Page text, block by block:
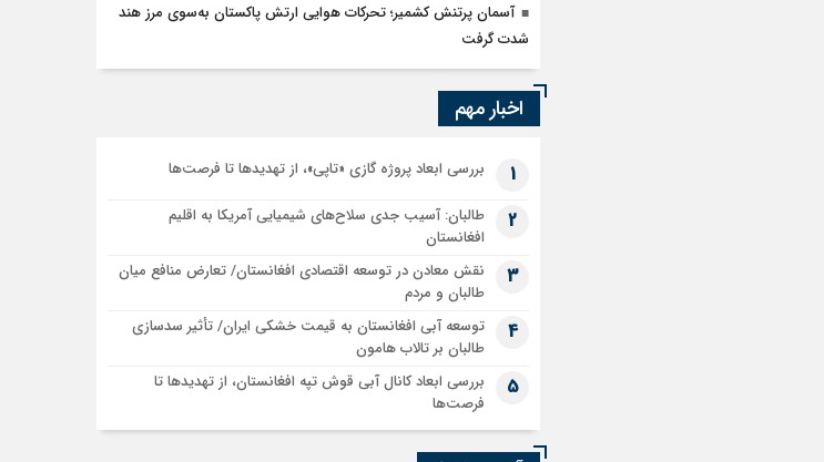
آسمان پرتنش کشمیر؛ تحرکات هوایی ارتش پاکستان به‌سوی مرز هند
شدت گرفت
اخبار مهم
1 بررسی ابعاد پروژه گازی «تاپی»، از تهدیدها تا فرصت‌ها
2
طالبان: آسیب جدی سلاح‌های شیمیایی آمریکا به اقلیم
افغانستان
3
نقش معادن در توسعه اقتصادی افغانستان/ تعارض منافع میان
طالبان و مردم
4
توسعه آبی افغانستان به قیمت خشکی ایران/ تأثیر سدسازی
طالبان بر تالاب هامون
5
بررسی ابعاد کانال آبی قوش تپه افغانستان، از تهدیدها تا
فرصت‌ها